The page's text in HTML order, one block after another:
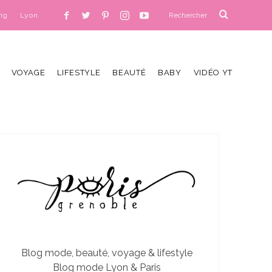
Lyon
VOYAGE LIFESTYLE BEAUTÉ BABY VIDÉO YT
Blog mode, beauté, voyage & lifestyle
Blog mode Lyon & Paris